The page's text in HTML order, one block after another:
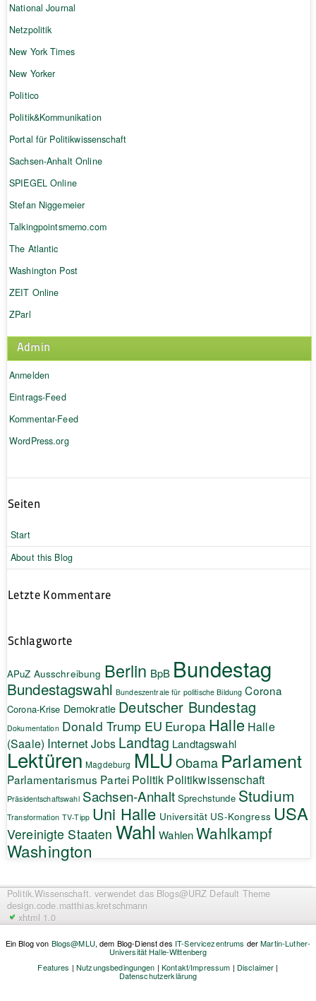
National Journal
Netzpolitik
New York Times
New Yorker
Politico
Politik&Kommunikation
Portal für Politikwissenschaft
Sachsen-Anhalt Online
SPIEGEL Online
Stefan Niggemeier
Talkingpointsmemo.com
The Atlantic
Washington Post
ZEIT Online
ZParl
Admin
Anmelden
Eintrags-Feed
Kommentar-Feed
WordPress.org
Seiten
Start
About this Blog
Letzte Kommentare
Schlagworte
APuZ Ausschreibung Berlin BpB Bundestag
Bundestagswahl Bundeszentrale für politische Bildung Corona
Corona-Krise Demokratie Deutscher Bundestag
Dokumentation Donald Trump EU Europa Halle Halle
(Saale) InternetJobs Landtag Landtagswahl
Lektüren Magdeburg MLU Obama Parlament
Parlamentarismus Partei Politik Politikwissenschaft
Präsidentschaftswahl Sachsen-Anhalt Sprechstunde Studium
Transformation TV-Tipp Uni Halle Universität US-Kongress USA
Vereinigte Staaten Wahl Wahlen Wahlkampf
Washington
Politik.Wissenschaft. verwendet das Blogs@URZ Default Theme
design.code.matthias.kretschmann
xhtml 1.0
Ein Blog von Blogs@MLU, dem Blog-Dienst des IT-Servicezentrums derMartin-Luther-
Universität Halle-Wittenberg
Features | Nutzungsbedingungen |Kontakt/Impressum | Disclaimer |
Datenschutzerklärung